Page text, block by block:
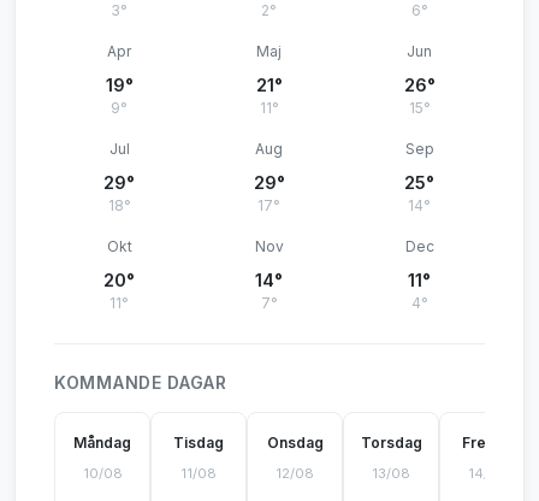
3° 2° 6°
Apr
19°
9°
Maj
21°
11°
Jun
26°
15°
Jul
29°
18°
Aug
29°
17°
Sep
25°
14°
Okt
20°
11°
Nov
14°
7°
Dec
11°
4°
KOMMANDE DAGAR
Måndag
10/08
Tisdag
11/08
Onsdag
12/08
Torsdag
13/08
Fredag
14/08